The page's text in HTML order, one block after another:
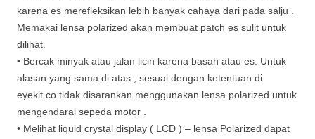
karena es merefleksikan lebih banyak cahaya dari pada salju .
Memakai lensa polarized akan membuat patch es sulit untuk
dilihat.
• Bercak minyak atau jalan licin karena basah atau es. Untuk
alasan yang sama di atas , sesuai dengan ketentuan di
eyekit.co tidak disarankan menggunakan lensa polarized untuk
mengendarai sepeda motor .
• Melihat liquid crystal display ( LCD ) – lensa Polarized dapat